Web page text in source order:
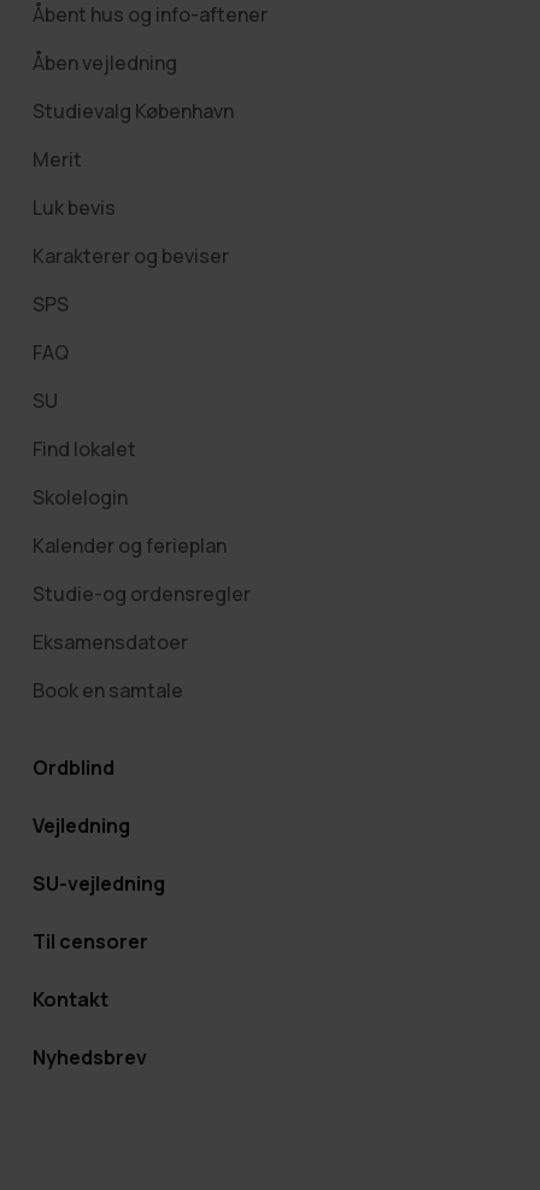
Åbent hus og info-aftener
Åben vejledning
Studievalg København
Merit
Luk bevis
Karakterer og beviser
SPS
FAQ
SU
Find lokalet
Skolelogin
Kalender og ferieplan
Studie-og ordensregler
Eksamensdatoer
Book en samtale
Ordblind
Vejledning
SU-vejledning
Til censorer
Kontakt
Nyhedsbrev